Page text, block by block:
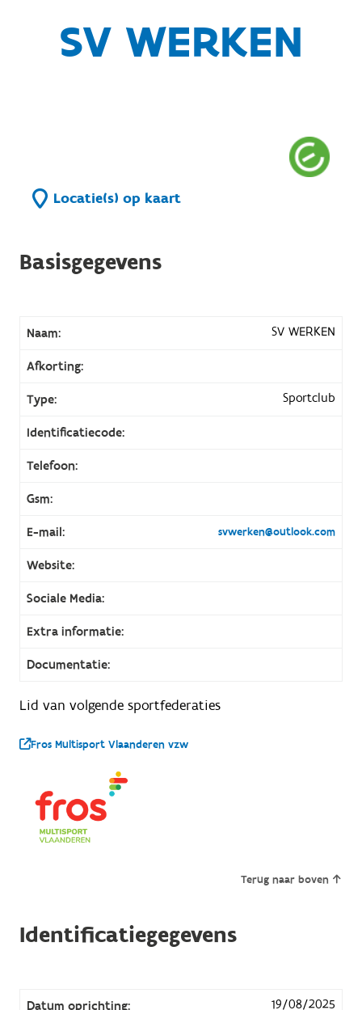
SV WERKEN
Locatie(s) op kaart
Basisgegevens
Naam: SV WERKEN
Afkorting:
Type: Sportclub
Identificatiecode:
Telefoon:
Gsm:
E-mail: svwerken@outlook.com
Website:
Sociale Media:
Extra informatie:
Documentatie:
Lid van volgende sportfederaties
Fros Multisport Vlaanderen vzw
Terug naar boven
Identificatiegegevens
Datum oprichting: 19/08/2025